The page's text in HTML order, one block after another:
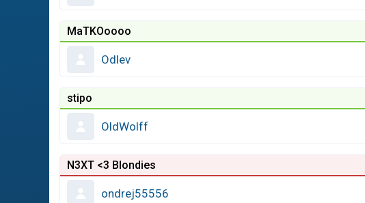
MaTKOoooo
Odlev
stipo
OldWolff
N3XT <3 Blondies
ondrej55556